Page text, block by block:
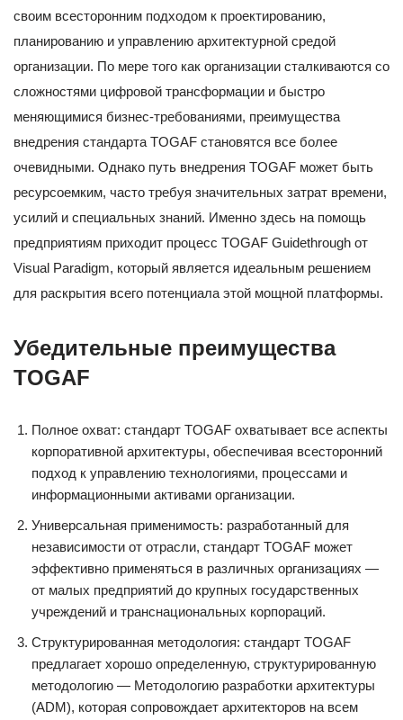
своим всесторонним подходом к проектированию,
планированию и управлению архитектурной средой
организации. По мере того как организации сталкиваются со
сложностями цифровой трансформации и быстро
меняющимися бизнес-требованиями, преимущества
внедрения стандарта TOGAF становятся все более
очевидными. Однако путь внедрения TOGAF может быть
ресурсоемким, часто требуя значительных затрат времени,
усилий и специальных знаний. Именно здесь на помощь
предприятиям приходит процесс TOGAF Guidethrough от
Visual Paradigm, который является идеальным решением
для раскрытия всего потенциала этой мощной платформы.
Убедительные преимущества
TOGAF
Полное охват: стандарт TOGAF охватывает все аспекты
корпоративной архитектуры, обеспечивая всесторонний
подход к управлению технологиями, процессами и
информационными активами организации.
Универсальная применимость: разработанный для
независимости от отрасли, стандарт TOGAF может
эффективно применяться в различных организациях —
от малых предприятий до крупных государственных
учреждений и транснациональных корпораций.
Структурированная методология: стандарт TOGAF
предлагает хорошо определенную, структурированную
методологию — Методологию разработки архитектуры
(ADM), которая сопровождает архитекторов на всем